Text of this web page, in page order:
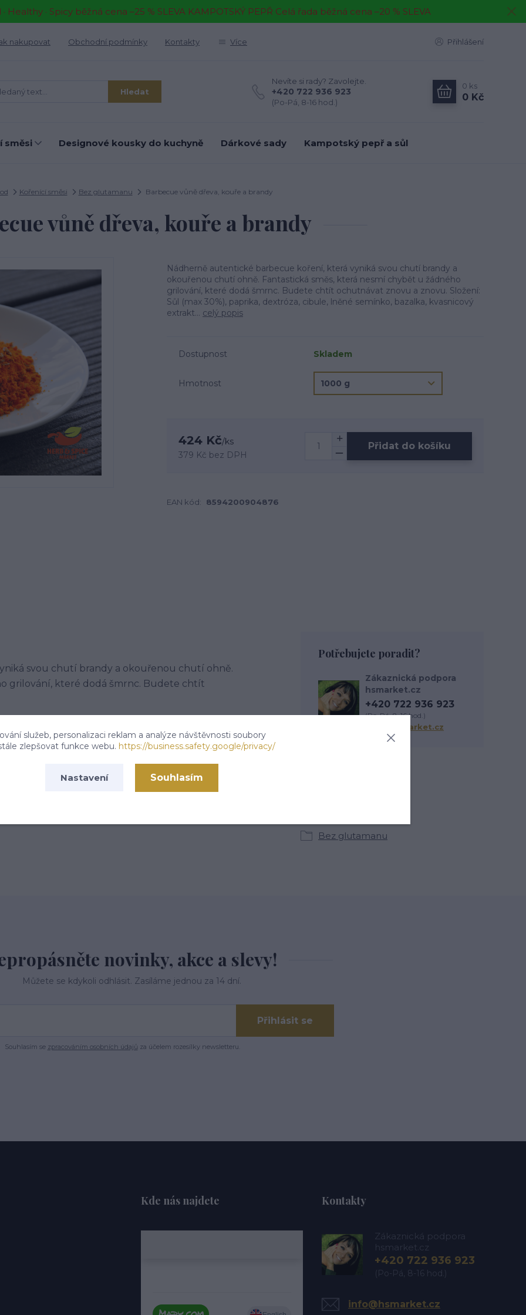
· Healthy · Spicy běžná cena –25 % SLEVA KAMPOTSKÝ PEPŘ Celá řada běžná cena –20 % SLEVA
nakupovat Obchodní podmínky Kontakty Více Přihlášení
Hledat
Nevíte si rady? Zavolejte.
+420 722 936 923
(Po-Pá, 8-16 hod.)
0 ks
0 Kč
směsi Designové kousky do kuchyně Dárkové sady Kampotský pepř a sůl
Kořenící směsi Bez glutamanu Barbecue vůně dřeva, kouře a brandy
vůně dřeva, kouře a brandy
Nádherně autentické barbecue koření, která vyniká svou chutí brandy a
okouřenou chutí ohně. Fantastická směs, která nesmí chybět u žádného
grilování, které dodá šmrnc. Budete chtít ochutnávat znovu a znovu. Složení:
Sůl (max 30%), paprika, dextróza, cibule, lněné semínko, bazalka, kvasnicový
extrakt... celý popis
Dostupnost Skladem
Hmotnost
424 Kč/ks
379 Kč bez DPH
Přidat do košíku
EAN kód: 8594200904876
svou chutí brandy a okouřenou chutí ohně.
grilování, které dodá šmrnc. Budete chtít
bazalka, kvasnicový extrakt, aromata,
Bez glutamanu
Potřebujete poradit?
Zákaznická podpora
hsmarket.cz
+420 722 936 923
(Po-Pá, 8-16 hod.)
info@hsmarket.cz
novinky, akce a slevy!
Můžete se kdykoli odhlásit. Zasíláme jednou za 14 dní.
Přihlásit se
Souhlasím se zpracováním osobních údajů za účelem rozesílky newsletteru.
Kde nás najdete Kontakty
Zákaznická podpora
hsmarket.cz
+420 722 936 923
(Po-Pá, 8-16 hod.)
info@hsmarket.cz
služeb, personalizaci reklam a analýze návštěvnosti soubory
zlepšovat funkce webu. https://business.safety.google/privacy/
Nastavení Souhlasím